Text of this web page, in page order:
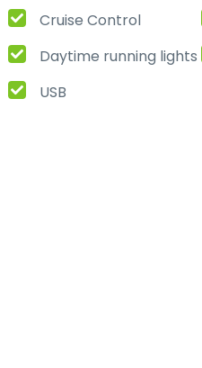
Cruise Control
Daytime running lights
USB